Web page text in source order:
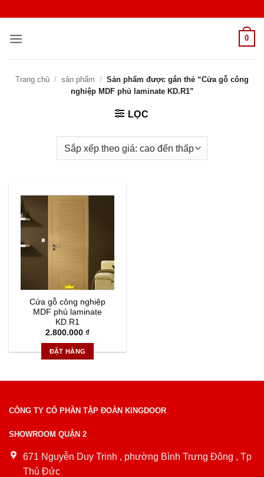
nội
0
Trang chủ / sản phẩm / Sản phẩm được gắn thẻ “Cửa gỗ công
nghiệp MDF phủ laminate KD.R1”
LỌC
Cửa gỗ công nghiệp
MDF phủ laminate
KD.R1
2.800.000 ₫
ĐẶT HÀNG
CÔNG TY CỔ PHẦN TẬP ĐOÀN KINGDOOR
SHOWROOM QUẬN 2
671 Nguyễn Duy Trinh , phường Bình Trưng Đông , Tp
Thủ Đức